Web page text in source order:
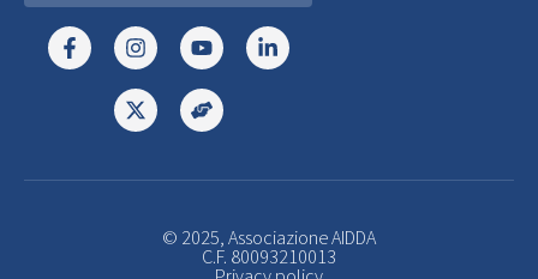
© 2025, Associazione AIDDA
C.F. 80093210013